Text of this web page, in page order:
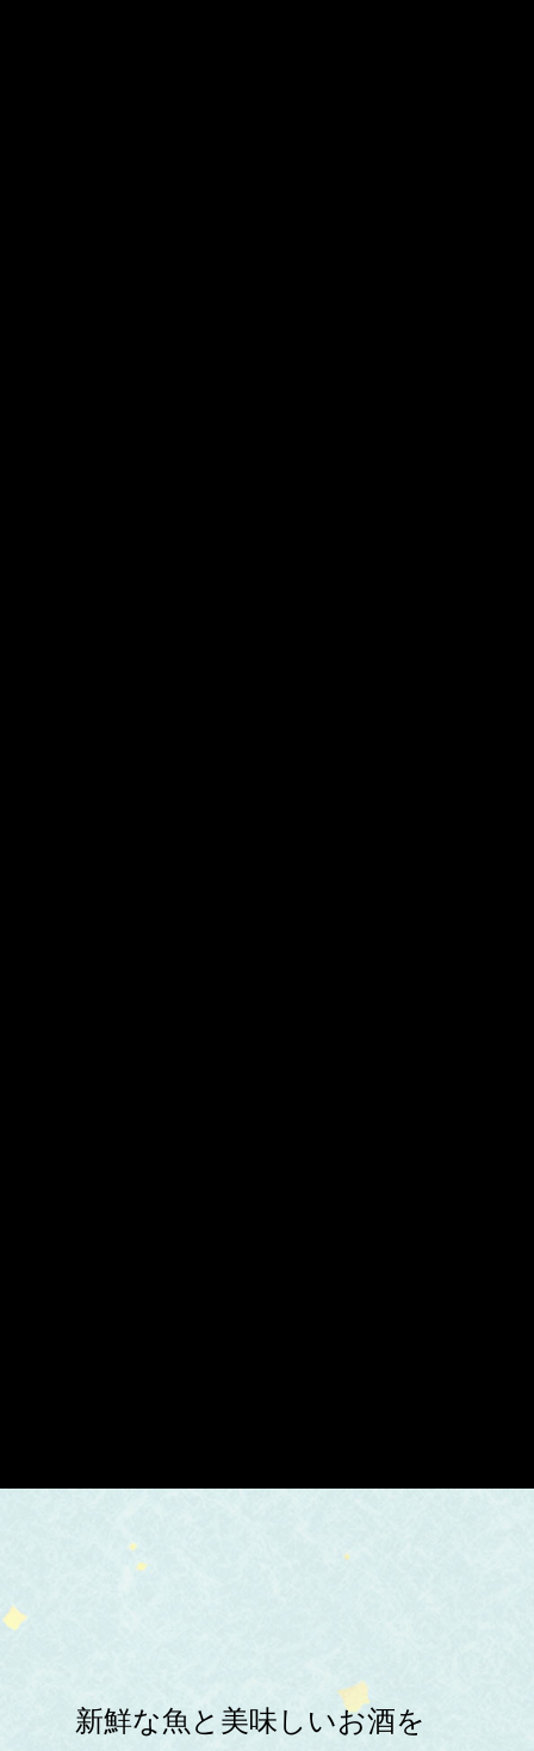
新鮮な魚と美味しいお酒を